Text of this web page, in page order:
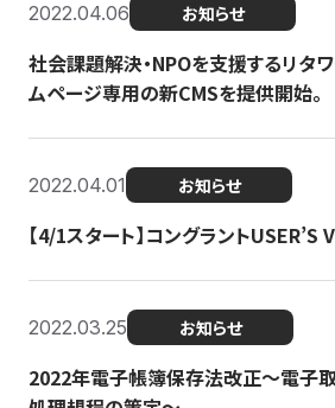
2022.04.06 お知らせ
社会課題解決・NPOを支援するリタ
ムページ専用の新CMSを提供開始。
2022.04.01 お知らせ
【4/1スタート】コングラントUSER’S
2022.03.25 お知らせ
2022年電子帳簿保存法改正～電子